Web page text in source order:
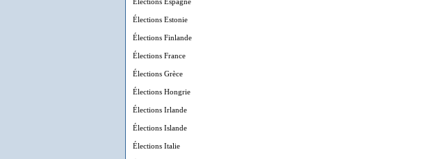
Élections Estonie
Élections Finlande
Élections France
Élections Grèce
Élections Hongrie
Élections Irlande
Élections Islande
Élections Italie